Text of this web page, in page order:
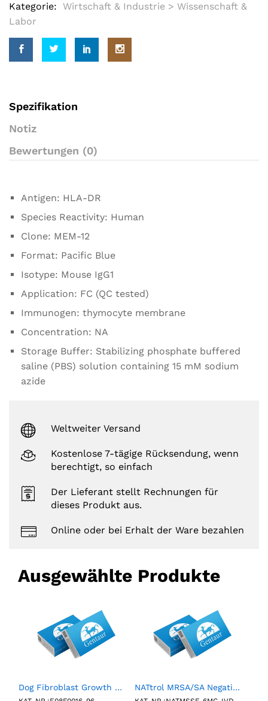
n
s
t
o
m
Kategorie:
Wirtschaft & Industrie > Wissenschaft &
Labor
Spezifikation
Notiz
Bewertungen (0)
Antigen: HLA-DR
Species Reactivity: Human
Clone: MEM-12
Format: Pacific Blue
Isotype: Mouse IgG1
Application: FC (QC tested)
Immunogen: thymocyte membrane
Concentration: NA
Storage Buffer: Stabilizing phosphate buffered
saline (PBS) solution containing 15 mM sodium
azide
Weltweiter Versand
Kostenlose 7-tägige Rücksendung, wenn
berechtigt, so einfach
Der Lieferant stellt Rechnungen für
dieses Produkt aus.
Online oder bei Erhalt der Ware bezahlen
Ausgewählte Produkte
Dog Fibroblast Growth Factor 21 ELISA kit NATtrol MRSA/SA Negative Control (6 X 0.5 mL)